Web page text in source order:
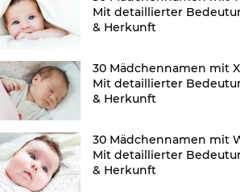
Mit detaillierter
& Herkunft
30 Mädchennamen mit
Mit detaillierter
& Herkunft
30 Mädchennamen mit
Mit detaillierter
& Herkunft